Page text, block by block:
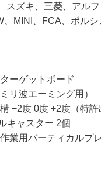
スズキ、三菱、アルフ
、MINI、FCA、ポルシ
ーゲットボード
リ波エーミング用）
−2度 0度 +2度（特許
キャスター 2個
業用バーティカルプ